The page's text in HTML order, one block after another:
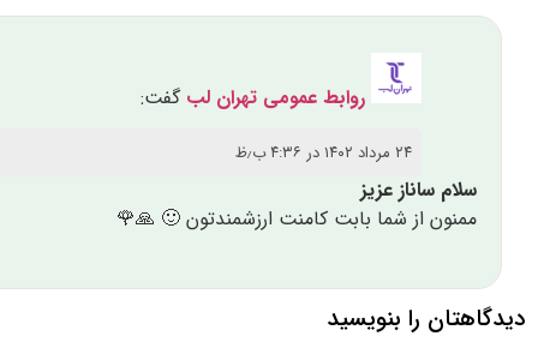
روابط عمومی تهران لب گفت:
۲۴ مرداد ۱۴۰۲ در ۴:۳۶ ب٫ظ
سلام ساناز عزیز
ممنون از شما بابت کامنت ارزشمندتون 🙂 🙏🌹
دیدگاهتان را بنویسید